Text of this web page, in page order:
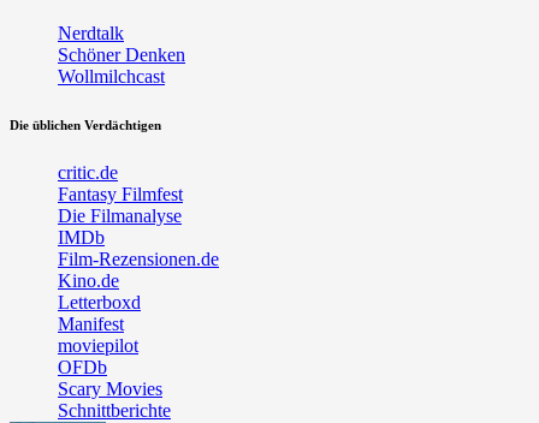
Nerdtalk
Schöner Denken
Wollmilchcast
Die üblichen Verdächtigen
critic.de
Fantasy Filmfest
Die Filmanalyse
IMDb
Film-Rezensionen.de
Kino.de
Letterboxd
Manifest
moviepilot
OFDb
Scary Movies
Schnittberichte